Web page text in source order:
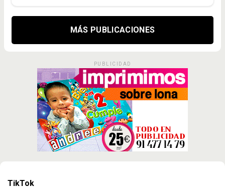
MÁS PUBLICACIONES
PUBLICIDAD
TikTok